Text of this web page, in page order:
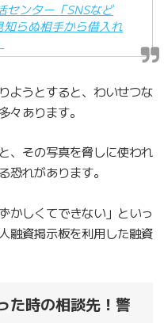
センター「SNSなど
らぬ相手から借入れ
ようとすると、わいせつな
々あります。
、その写真を脅しに使われ
恐れがあります。
かしくてできない」といっ
融資掲示板を利用した融資
た時の相談先！警